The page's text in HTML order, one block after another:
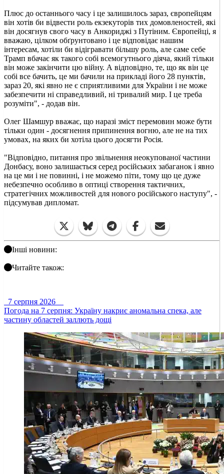
Плюс до останнього часу і це залишилось зараз, європейцям
він хотів би відвести роль екзекуторів тих домовленостей, які
він досягнув свого часу в Анкориджі з Путіним. Європейці, я
вважаю, цілком обґрунтовано і це відповідає нашим
інтересам, хотіли би відігравати більшу роль, але саме себе
Трамп вбачає як такого собі всемогутнього діяча, який тільки
він може закінчити цю війну. А відповідно, те, що як він це
собі все бачить, це ми бачили на прикладі його 28 пунктів,
зараз 20, які явно не є сприятливими для України і не може
забезпечити ні справедливий, ні тривалий мир. І це треба
розуміти", - додав він.
Олег Шамшур вважає, що наразі зміст перемовин може бути
тільки один - досягнення припинення вогню, але не на тих
умовах, на яких би хотіла цього досягти Росія.
"Відповідно, питання про звільнення неокупованої частини
Донбасу, воно залишається серед російських забаганок і явно
на це ми і не повинні, і не можемо піти, тому що це дуже
небезпечно особливо в оптиці створення тактичних,
стратегічних можливостей для нового російського наступу", -
підсумував дипломат.
Інші новини:
Читайте також:
7 серпня 2026
Погода на 7 серпня: Україну накриє аномальна спека, але
частину областей заллють дощі